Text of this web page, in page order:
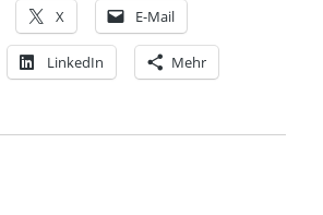
X E-Mail
LinkedIn Mehr